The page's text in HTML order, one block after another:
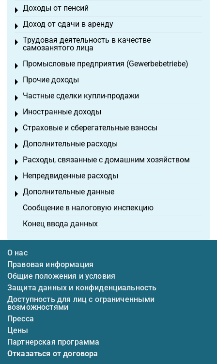
Доходы от пенсий
Toggle menu
Доход от сдачи в аренду
Toggle menu
Трудовая деятельность в качестве
самозанятого лица
Toggle menu
Промысловые предприятия (Gewerbebetriebe)
Toggle menu
Прочие доходы
Toggle menu
Частные сделки купли-продажи
Toggle menu
Иностранные доходы
Toggle menu
Страховые и сберегательные взносы
Toggle menu
Дополнительные расходы
Toggle menu
Расходы, связанные с домашним хозяйством
Toggle menu
Непредвиденные расходы
Toggle menu
Дополнительные данные
Toggle menu
Сообщение в налоговую инспекцию
Конец ввода данных
О нас
Правовая информация
Общие положения и условия
Защита данных и конфиденциальность
Доступность для лиц с ограниченными
возможностями
Пресса
Цены
Партнерская программа
Отказаться от договора